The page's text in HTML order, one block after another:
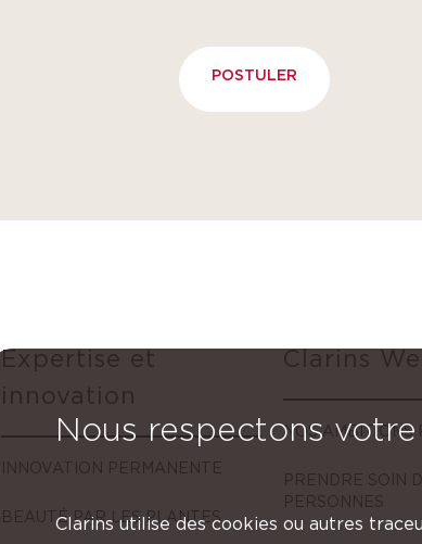
POSTULER
Expertise et
innovation
INNOVATION PERMANENTE
BEAUTÉ PAR LES PLANTES
Clarins
NOS AMBITIONS
PRENDRE SOIN
PERSONNES
Nous respectons votre
Clarins utilise des cookies ou autres